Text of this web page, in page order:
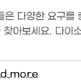
다양한 요구
아보세요. 다
more